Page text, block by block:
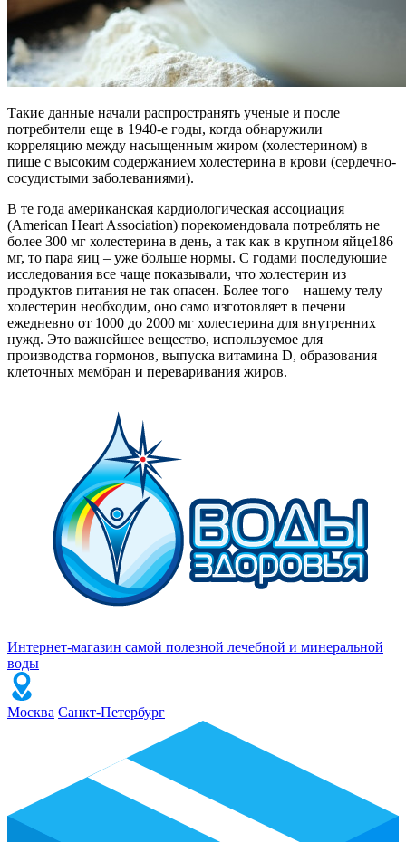
Такие данные начали распространять ученые и после
потребители еще в 1940-е годы, когда обнаружили
корреляцию между насыщенным жиром (холестерином) в
пище с высоким содержанием холестерина в крови (сердечно-
сосудистыми заболеваниями).
В те года американская кардиологическая ассоциация
(American Heart Association) порекомендовала потреблять не
более 300 мг холестерина в день, а так как в крупном яйце186
мг, то пара яиц – уже больше нормы. С годами последующие
исследования все чаще показывали, что холестерин из
продуктов питания не так опасен. Более того – нашему телу
холестерин необходим, оно само изготовляет в печени
ежедневно от 1000 до 2000 мг холестерина для внутренних
нужд. Это важнейшее вещество, используемое для
производства гормонов, выпуска витамина D, образования
клеточных мембран и переваривания жиров.
Интернет-магазин самой полезной лечебной и минеральной
воды
Москва Санкт-Петербург